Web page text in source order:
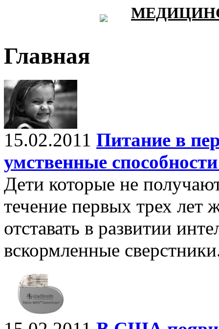
Главная
15.02.2011 Питание в
умственные
Дети которые не
течение первых трех лет
отставать в развитии
вскормленные